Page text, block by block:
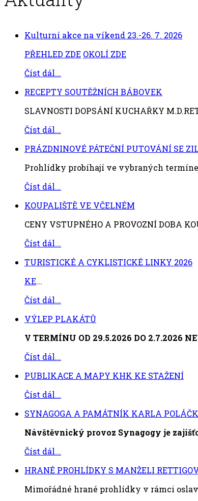
Kulturní akce na víkend 23.-26. 7. 2026
PŘEHLED ZDE OKOLÍ ZDE
Číst dál...
RECEPTY SOUTĚŽNÍCH BÁBOVEK
SLAVNOSTI DOPSÁNÍ KUCHAŘKY
Číst dál...
PRÁZDNINOVÉ PÁTEČNÍ PUTOVÁNÍ SE
Prohlídky probíhají ve vybraných
Číst dál...
KOUPALIŠTĚ VE VČELNÉM
CENY VSTUPNÉHO A PROVOZNÍ DOBA
Číst dál...
TURISTICKÉ A CYKLISTICKÉ LINKY 2026
KE...
Číst dál...
VÝLEP PLAKÁTŮ
V TERMÍNU OD 29.5.2026 DO 2.7.2026
Číst dál...
PUBLIKACE A MAPY KHK KE STAŽENÍ
Číst dál...
SYNAGOGA A PAMÁTNÍK KARLA
Návštěvnický provoz Synagogy je
Číst dál...
HRANÉ PROHLÍDKY S MANŽELI
Mimořádné hrané prohlídky v rámci